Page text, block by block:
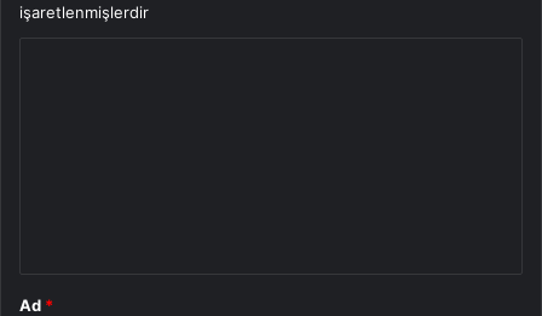
işaretlenmişlerdir
Ad *